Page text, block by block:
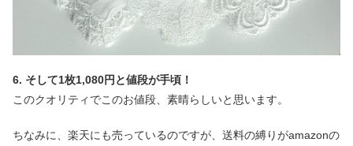
6. そして1枚1,080円と値段が手頃！
このクオリティでこのお値段、素晴らしいと思います。
ちなみに、楽天にも売っているのですが、送料の縛りがamazonの